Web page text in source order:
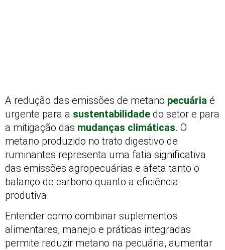
A redução das emissões de metano pecuária é
urgente para a sustentabilidade do setor e para
a mitigação das mudanças climáticas. O
metano produzido no trato digestivo de
ruminantes representa uma fatia significativa
das emissões agropecuárias e afeta tanto o
balanço de carbono quanto a eficiência
produtiva.
Entender como combinar suplementos
alimentares, manejo e práticas integradas
permite reduzir metano na pecuária, aumentar